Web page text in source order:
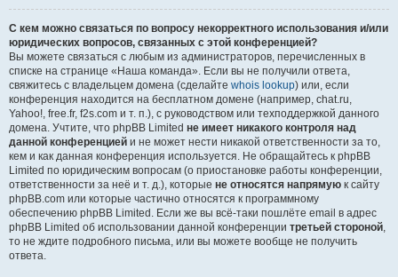
С кем можно связаться по вопросу некорректного использования и/или
юридических вопросов, связанных с этой конференцией?
Вы можете связаться с любым из администраторов, перечисленных в
списке на странице «Наша команда». Если вы не получили ответа,
свяжитесь с владельцем домена (сделайте whois lookup) или, если
конференция находится на бесплатном домене (например, chat.ru,
Yahoo!, free.fr, f2s.com и т. п.), с руководством или техподдержкой данного
домена. Учтите, что phpBB Limited не имеет никакого контроля над
данной конференцией и не может нести никакой ответственности за то,
кем и как данная конференция используется. Не обращайтесь к phpBB
Limited по юридическим вопросам (о приостановке работы конференции,
ответственности за неё и т. д.), которые не относятся напрямую к сайту
phpBB.com или которые частично относятся к программному
обеспечению phpBB Limited. Если же вы всё-таки пошлёте email в адрес
phpBB Limited об использовании данной конференции третьей стороной,
то не ждите подробного письма, или вы можете вообще не получить
ответа.